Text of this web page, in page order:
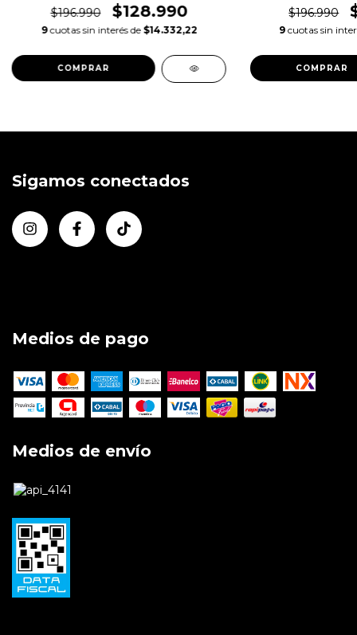
$196.990 $128.990
9 cuotas sin interés de $14.332,22
$196.990
9 cuotas sin
Sigamos conectados
Medios de pago
Medios de envío